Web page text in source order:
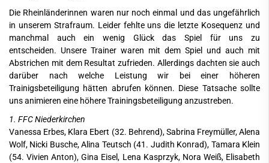
Die Rheinländerinnen waren nur noch einmal und das ungefährlich
in unserem Strafraum. Leider fehlte uns die letzte Kosequenz und
manchmal auch ein wenig Glück das Spiel für uns zu
entscheiden. Unsere Trainer waren mit dem Spiel und auch mit
Abstrichen mit dem Resultat zufrieden. Allerdings dachten sie auch
darüber nach welche Leistung wir bei einer höheren
Trainigsbeteiligung hätten abrufen können. Diese Tatsache sollte
uns animieren eine höhere Trainingsbeteiligung anzustreben.
1. FFC Niederkirchen
Vanessa Erbes, Klara Ebert (32. Behrend), Sabrina Freymüller, Alena
Wolf, Nicki Busche, Alina Teutsch (41. Judith Konrad), Tamara Klein
(54. Vivien Anton), Gina Eisel, Lena Kasprzyk, Nora Weiß, Elisabeth